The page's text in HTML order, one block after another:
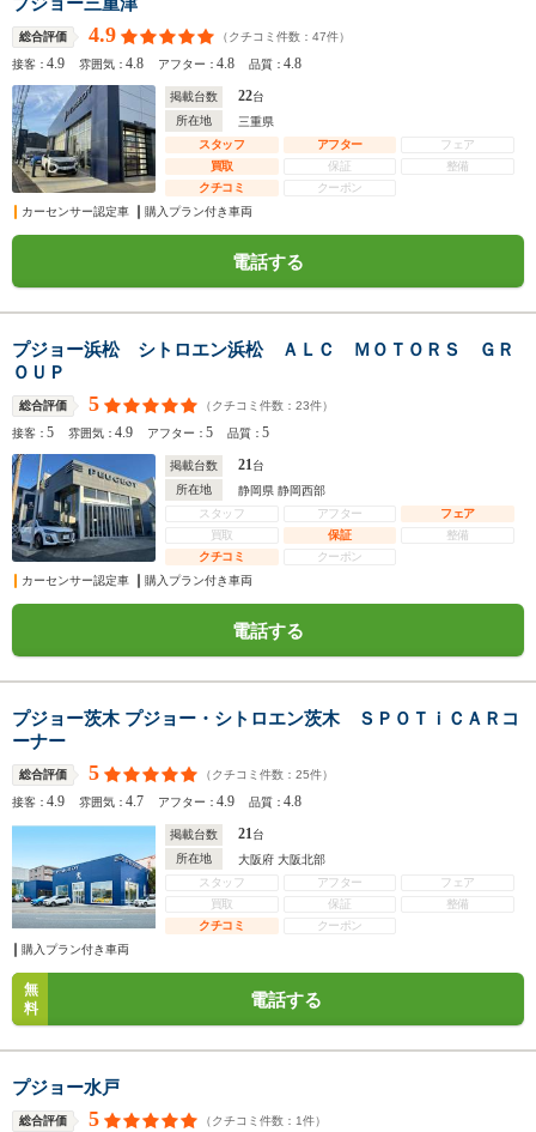
総合評価 4.9 （クチコミ件数： 47件）
接客：4.9 雰囲気：4.8 アフター：4.8 品質：4.8
掲載台数 22台
所在地
三重県
スタッフ
アフター
フェア
買取
保証
整備
クチコミ
クーポン
カーセンサー認定車
購入プラン付き車両
電話する
プジョー浜松 シトロエン浜松 ＡＬＣ ＭＯＴＯＲＳ ＧＲ
ＯＵＰ
総合評価 5 （クチコミ件数： 23件）
接客：5 雰囲気：4.9 アフター：5 品質：5
掲載台数 21台
所在地
静岡県 静岡西部
スタッフ
アフター
フェア
買取
保証
整備
クチコミ
クーポン
カーセンサー認定車
購入プラン付き車両
電話する
プジョー茨木 プジョー・シトロエン茨木 ＳＰＯＴｉＣＡＲコ
ーナー
総合評価 5 （クチコミ件数： 25件）
接客：4.9 雰囲気：4.7 アフター：4.9 品質：4.8
掲載台数 21台
所在地
大阪府 大阪北部
スタッフ
アフター
フェア
買取
保証
整備
クチコミ
クーポン
購入プラン付き車両
無
料
電話する
プジョー水戸
総合評価 5 （クチコミ件数： 1件）